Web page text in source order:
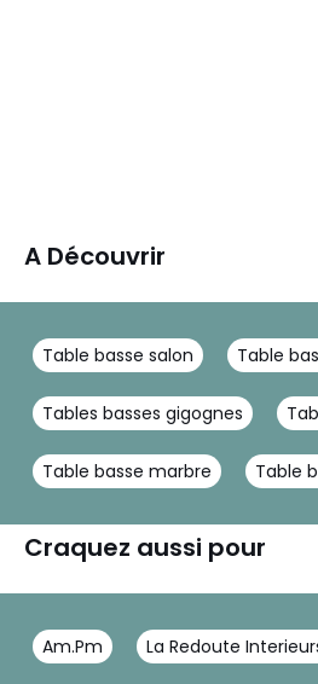
A Découvrir
Table basse salon Table
Tables basses gigognes
Table basse marbre Table
Craquez aussi pour
Am.Pm La Redoute